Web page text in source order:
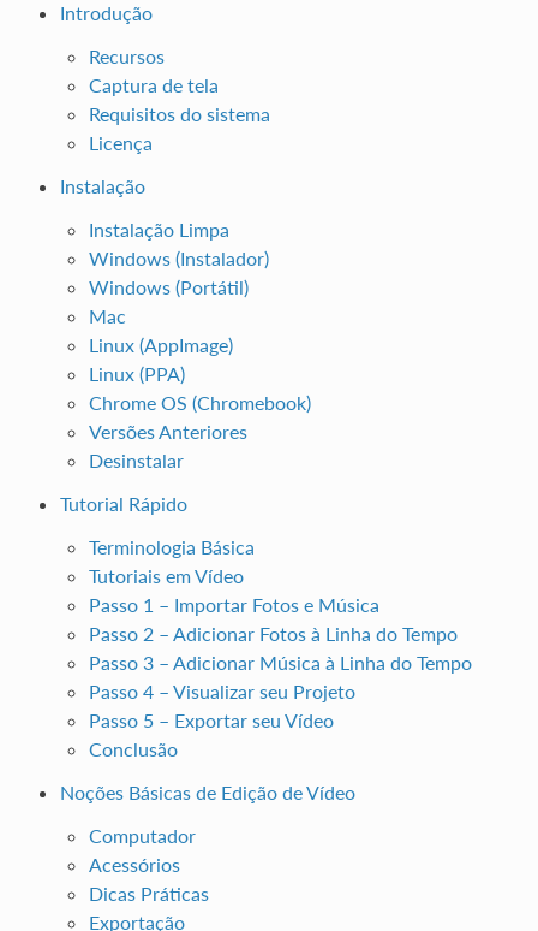
Introdução
Recursos
Captura de tela
Requisitos do sistema
Licença
Instalação
Instalação Limpa
Windows (Instalador)
Windows (Portátil)
Mac
Linux (AppImage)
Linux (PPA)
Chrome OS (Chromebook)
Versões Anteriores
Desinstalar
Tutorial Rápido
Terminologia Básica
Tutoriais em Vídeo
Passo 1 – Importar Fotos e Música
Passo 2 – Adicionar Fotos à Linha do Tempo
Passo 3 – Adicionar Música à Linha do Tempo
Passo 4 – Visualizar seu Projeto
Passo 5 – Exportar seu Vídeo
Conclusão
Noções Básicas de Edição de Vídeo
Computador
Acessórios
Dicas Práticas
Exportação